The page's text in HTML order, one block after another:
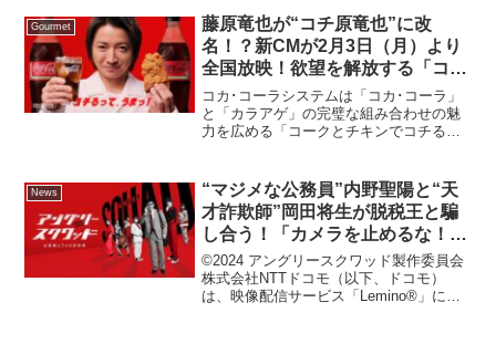
Gourmet
藤原竜也が“コチ原竜也”に改
名！？新CMが2月3日（月）より
全国放映！欲望を解放する「コ
カ・コーラ」×カラアゲの最強タ
ッグ「コークとチキンでコチる」
キャンペーン開始
コカ･コーラシステムは「コカ･コーラ」
と「カラアゲ」の完璧な組み合わせの魅
力を広める「コークとチキンでコチる」
新CM『コカ･コーラ 「コークとチキンと
藤原竜也」』...
News
“マジメな公務員”内野聖陽と“天
才詐欺師”岡田将生が脱税王と騙
し合う！「カメラを止めるな！」
上田監督の映画『アングリースク
ワッド 公務員と７人の詐欺師』
を4月15日よりLeminoで独占配
©2024 アングリースクワッド製作委員会
株式会社NTTドコモ（以下、ドコモ）
は、映像配信サービス「Lemino®」にお